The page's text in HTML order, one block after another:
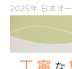
2025年 日本オ
⸻